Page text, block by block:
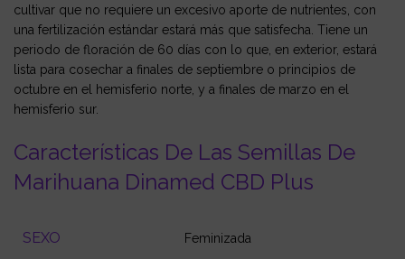
cultivar que no requiere un excesivo aporte de nutrientes, con
una fertilización estándar estará más que satisfecha. Tiene un
periodo de floración de 60 días con lo que, en exterior, estará
lista para cosechar a finales de septiembre o principios de
octubre en el hemisferio norte, y a finales de marzo en el
hemisferio sur.
Características De Las Semillas De
Marihuana Dinamed CBD Plus
SEXO Feminizada